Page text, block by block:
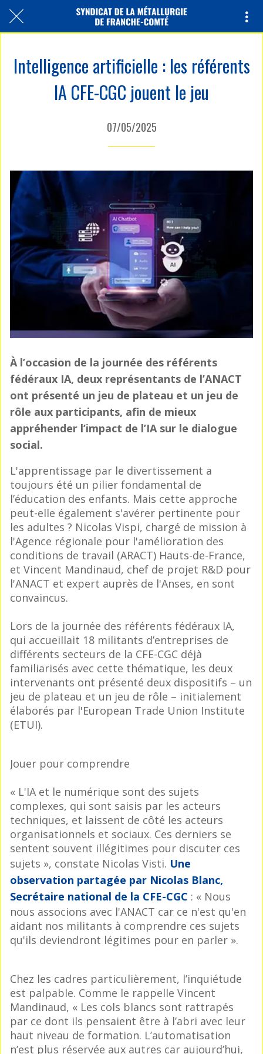
Intelligence artificielle : les référents
IA CFE-CGC jouent le jeu
07/05/2025
À l’occasion de la journée des référents
fédéraux IA, deux représentants de l’ANACT
ont présenté un jeu de plateau et un jeu de
rôle aux participants, afin de mieux
appréhender l’impact de l’IA sur le dialogue
social.
L'apprentissage par le divertissement a
toujours été un pilier fondamental de
l’éducation des enfants. Mais cette approche
peut-elle également s'avérer pertinente pour
les adultes ? Nicolas Vispi, chargé de mission à
l'Agence régionale pour l'amélioration des
conditions de travail (ARACT) Hauts-de-France,
et Vincent Mandinaud, chef de projet R&D pour
l'ANACT et expert auprès de l'Anses, en sont
convaincus.
Lors de la journée des référents fédéraux IA,
qui accueillait 18 militants d’entreprises de
différents secteurs de la CFE-CGC déjà
familiarisés avec cette thématique, les deux
intervenants ont présenté deux dispositifs – un
jeu de plateau et un jeu de rôle – initialement
élaborés par l'European Trade Union Institute
(ETUI).
Jouer pour comprendre
« L'IA et le numérique sont des sujets
complexes, qui sont saisis par les acteurs
techniques, et laissent de côté les acteurs
organisationnels et sociaux. Ces derniers se
sentent souvent illégitimes pour discuter ces
sujets », constate Nicolas Visti. Une
observation partagée par Nicolas Blanc,
Secrétaire national de la CFE-CGC : « Nous
nous associons avec l'ANACT car ce n'est qu'en
aidant nos militants à comprendre ces sujets
qu'ils deviendront légitimes pour en parler ».
Chez les cadres particulièrement, l’inquiétude
est palpable. Comme le rappelle Vincent
Mandinaud, « Les cols blancs sont rattrapés
par ce dont ils pensaient être à l’abri avec leur
haut niveau de formation. L’automatisation
n’est plus réservée aux autres car aujourd’hui,